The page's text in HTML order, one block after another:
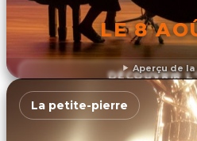
Aperçu de
LE 8
DÉCOUVRIR
La petite-pierre